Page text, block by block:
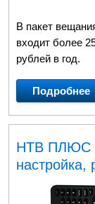
В пакет
входит более
рублей в год.
Подробнее
НТВ ПЛЮС -
настройка,